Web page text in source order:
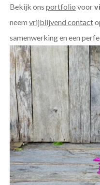
Bekijk ons portfolio voor
neem vrijblijvend contact
samenwerking en een